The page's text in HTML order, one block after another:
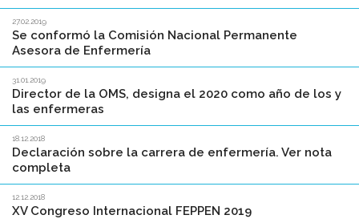
27.02.2019
Se conformó la Comisión Nacional Permanente
Asesora de Enfermería
31.01.2019
Director de la OMS, designa el 2020 como año de los y
las enfermeras
18.12.2018
Declaración sobre la carrera de enfermería. Ver nota
completa
12.12.2018
XV Congreso Internacional FEPPEN 2019